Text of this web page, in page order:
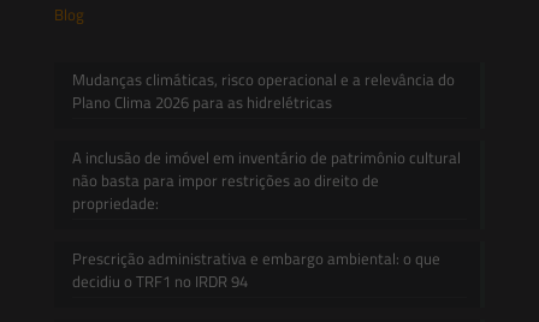
Blog
Mudanças climáticas, risco operacional e a relevância do
Plano Clima 2026 para as hidrelétricas
A inclusão de imóvel em inventário de patrimônio cultural
não basta para impor restrições ao direito de
propriedade:
Prescrição administrativa e embargo ambiental: o que
decidiu o TRF1 no IRDR 94